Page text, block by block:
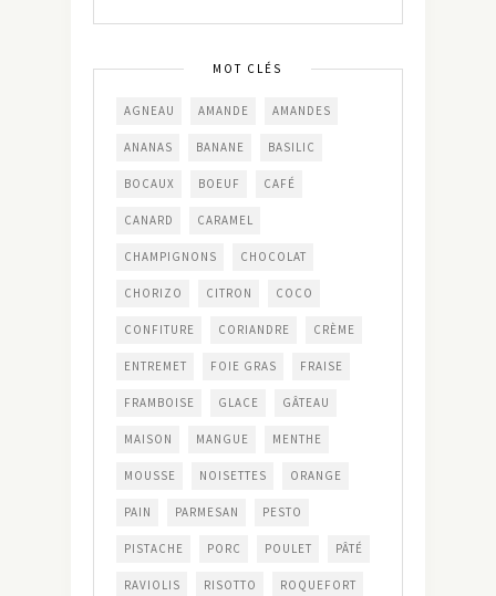
MOT CLÉS
AGNEAU AMANDE AMANDES
ANANAS BANANE BASILIC
BOCAUX BOEUF CAFÉ
CANARD CARAMEL
CHAMPIGNONS CHOCOLAT
CHORIZO CITRON COCO
CONFITURE CORIANDRE CRÈME
ENTREMET FOIE GRAS FRAISE
FRAMBOISE GLACE GÂTEAU
MAISON MANGUE MENTHE
MOUSSE NOISETTES ORANGE
PAIN PARMESAN PESTO
PISTACHE PORC POULET PÂTÉ
RAVIOLIS RISOTTO ROQUEFORT